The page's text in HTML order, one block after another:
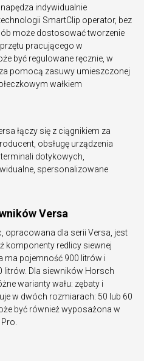
indywidualnie
SmartClip operator, bez
może dostosować tworzenie
pracującego w
być regulowane ręcznie, w
pomocą zasuwy umieszczonej
wałkiem
łączy się z ciągnikiem za
obsługę urządzenia
dotykowych,
spersonalizowane
Versa
opracowana dla serii Versa, jest
komponenty redlicy siewnej
ma pojemność 900 litrów i
Dla siewników Horsch
warianty wału: zębaty i
w dwóch rozmiarach: 50 lub 60
być również wyposażona w